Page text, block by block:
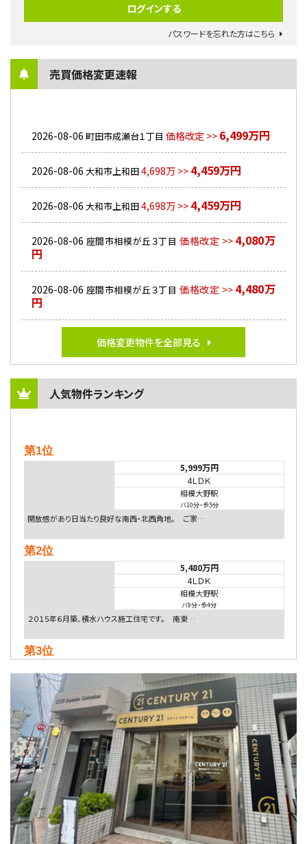
パスワードを忘れた方はこちら
売買価格変更速報
2026-08-06 町田市成瀬台１丁目 価格改定 >> 6,499万円
2026-08-06 大和市上和田4,698万 >> 4,459万円
2026-08-06 大和市上和田4,698万 >> 4,459万円
2026-08-06 座間市相模が丘３丁目 価格改定 >> 4,080万
円
2026-08-06 座間市相模が丘３丁目 価格改定 >> 4,480万
円
価格変更物件を全部見る
人気物件ランキング
第1位
5,999万円
4ＬＤＫ
相模大野駅
バ10分・歩5分
開放感があり日当たり良好な南西・北西角地。 ご家…
第2位
5,480万円
4ＬＤＫ
相模大野駅
バ9分・歩4分
２０１５年６月築、積水ハウス施工住宅です。 南東…
第3位
4ＬＤＫ
淵野辺駅
歩17分
南側道路に面しており日当たり良好。 キッチンから…
第4位
3,680万円
4ＳＬＤＫ
海老名駅
バ15分・歩1分
リビングダイニング部分の床暖房完備 車並列2台駐…